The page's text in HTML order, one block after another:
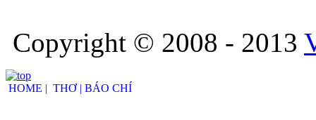
Copyright © 2008 - 2013
HOME | THƠ | BÁO CHÍ